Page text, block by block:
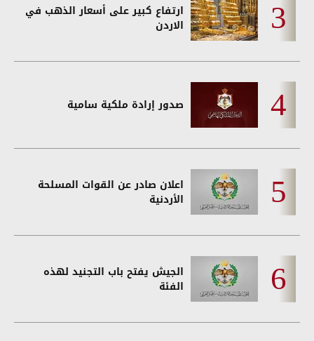
ارتفاع كبير على أسعار الذهب في
الاردن
صدور إرادة ملكية سامية
اعلان صادر عن القوات المسلحة
الأردنية
الجيش يفتح باب التجنيد لهذه
الفئة